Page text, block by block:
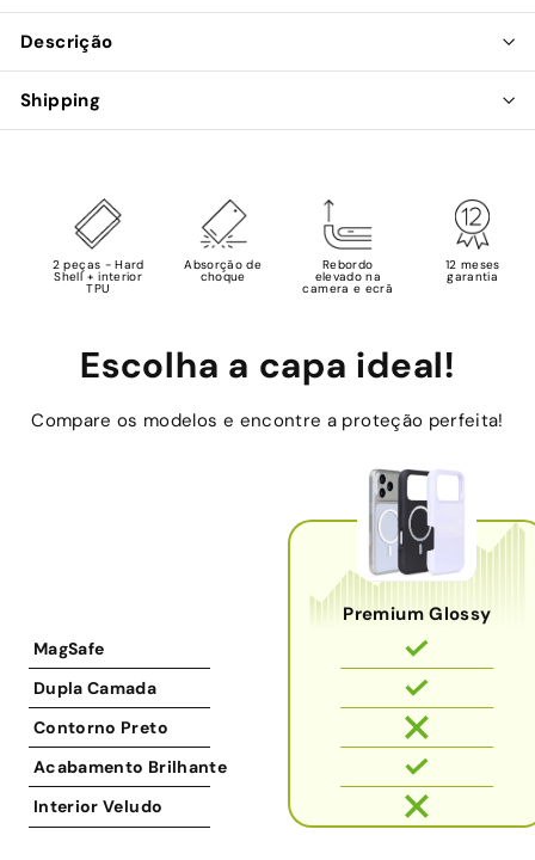
Descrição
Shipping
2 peças - Hard
Shell + interior
TPU
Absorção de
choque
Rebordo
elevado na
camera e ecrã
12 meses
garantia
Escolha a capa ideal!
Compare os modelos e encontre a proteção perfeita!
Premium Glossy
MagSafe
Dupla Camada
Contorno Preto
Acabamento Brilhante
Interior Veludo